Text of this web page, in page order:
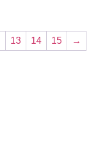
13 14 15 →